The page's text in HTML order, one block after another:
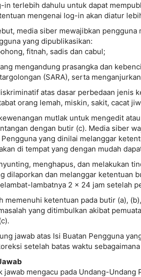
in terlebih dahulu untuk dapat
mengenai log-in akan diatur
media siber mewajibkan
yang dipublikasikan:
fitnah, sadis dan cabul;
mengandung prasangka dan
(SARA), serta
atas dasar perbedaan jenis
orang lemah, miskin, sakit, cacat
mutlak untuk mengedit
dengan butir (c). Media siber
yang dinilai melanggar
di tempat yang dengan mudah
menghapus, dan melakukan
dilaporkan dan melanggar ketentuan
lambatnya 2 x 24 jam setelah
memenuhi ketentuan pada butir (a),
yang ditimbulkan akibat
jawab atas Isi Buatan Pengguna
setelah batas waktu
jawab mengacu pada Undang-Undang